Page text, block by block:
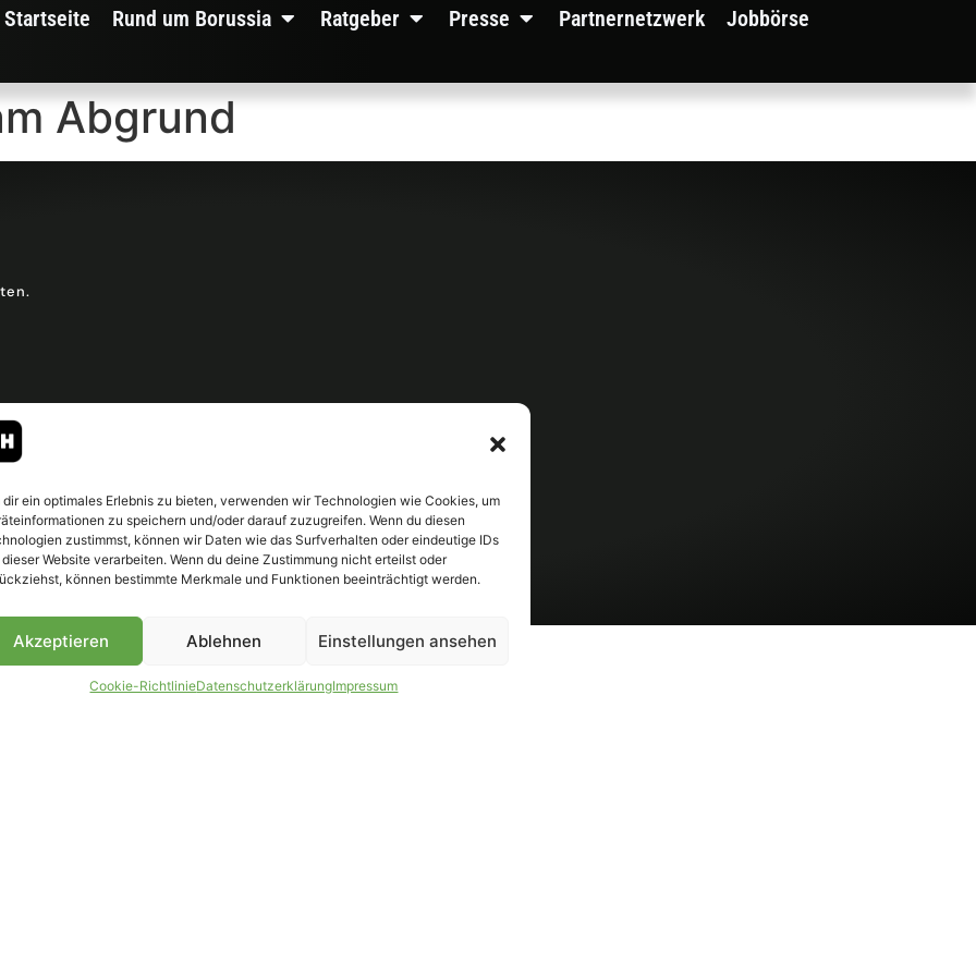
dir ein optimales Erlebnis zu bieten, verwenden wir Technologien wie Cookies, um
zu speichern und/oder darauf zuzugreifen. Wenn du diesen
zustimmst, können wir Daten wie das Surfverhalten oder eindeutige IDs
Website verarbeiten. Wenn du deine Zustimmung nicht erteilst oder
können bestimmte Merkmale und Funktionen beeinträchtigt werden.
Akzeptieren Ablehnen Einstellungen ansehen
Cookie-RichtlinieDatenschutzerklärungImpressum
Startseite Rund um Borussia Ratgeber Presse Partnernetzwerk Jobbörse
Abgrund